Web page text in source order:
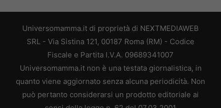
Universomamma.it di proprietà di NEXTMEDIAWEB
SRL - Via Sistina 121, 00187 Roma (RM) - Codice
Fiscale e Partita I.V.A. 09689341007
Universomamma.it non è una testata giornalistica, in
quanto viene aggiornato senza alcuna periodicità. Non
può pertanto considerarsi un prodotto editoriale ai